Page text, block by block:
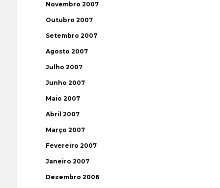
Novembro 2007
Outubro 2007
Setembro 2007
Agosto 2007
Julho 2007
Junho 2007
Maio 2007
Abril 2007
Março 2007
Fevereiro 2007
Janeiro 2007
Dezembro 2006